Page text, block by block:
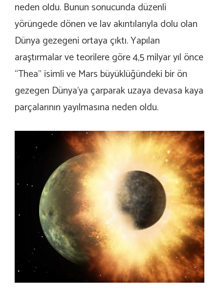
neden oldu. Bunun sonucunda düzenli
yörüngede dönen ve lav akıntılarıyla dolu olan
Dünya gezegeni ortaya çıktı. Yapılan
araştırmalar ve teorilere göre 4,5 milyar yıl önce
“Thea” isimli ve Mars büyüklüğündeki bir ön
gezegen Dünya’ya çarparak uzaya devasa kaya
parçalarının yayılmasına neden oldu.